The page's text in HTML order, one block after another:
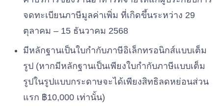
จดทะเบียนภาษีมูลค่าเพิ่ม ที่เกิดขึ้นระหว่าง 29
ตุลาคม – 15 ธันวาคม 2568
มีหลักฐานเป็นใบกำกับภาษีอิเล็กทรอนิกส์แบบเต็ม
รูป (หากมีหลักฐานเป็นเพียงใบกำกับภาษีแบบเต็ม
รูปในรูปแบบกระดาษจะได้เพียงสิทธิลดหย่อนส่วน
แรก ฿10,000 เท่านั้น)